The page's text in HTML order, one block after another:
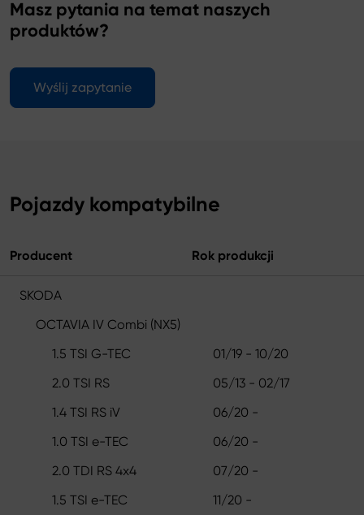
Masz pytania na temat naszych
produktów?
Wyślij zapytanie
Pojazdy kompatybilne
Producent Rok produkcji
SKODA
OCTAVIA IV Combi (NX5)
1.5 TSI G-TEC
01/19 - 10/20
2.0 TSI RS
05/13 - 02/17
1.4 TSI RS iV
06/20 -
1.0 TSI e-TEC
06/20 -
2.0 TDI RS 4x4
07/20 -
1.5 TSI e-TEC
11/20 -